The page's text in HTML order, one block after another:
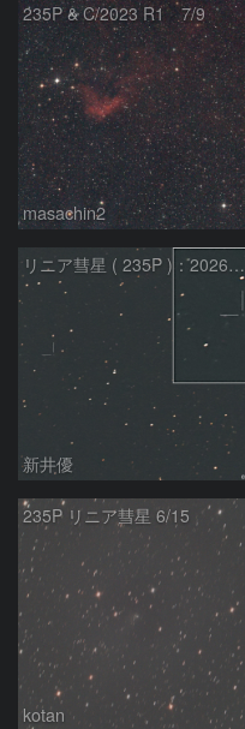
235P & C/2023 R1 7/9
masachin2
リニア彗星 ( 235P )：2026/05/29
新井優
235P リニア彗星 6/15
kotan